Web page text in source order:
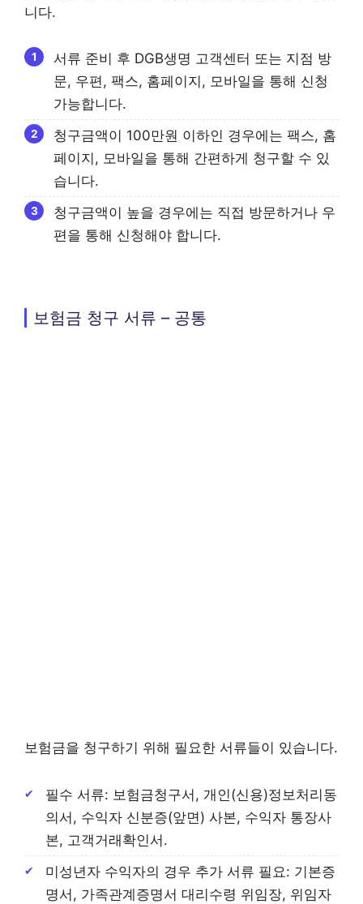
니다.
서류 준비 후 DGB생명 고객센터 또는 지점 방
문, 우편, 팩스, 홈페이지, 모바일을 통해 신청
가능합니다.
청구금액이 100만원 이하인 경우에는 팩스, 홈
페이지, 모바일을 통해 간편하게 청구할 수 있
습니다.
청구금액이 높을 경우에는 직접 방문하거나 우
편을 통해 신청해야 합니다.
보험금 청구 서류 – 공통
보험금을 청구하기 위해 필요한 서류들이 있습니다.
필수 서류: 보험금청구서, 개인(신용)정보처리동
의서, 수익자 신분증(앞면) 사본, 수익자 통장사
본, 고객거래확인서.
미성년자 수익자의 경우 추가 서류 필요: 기본증
명서, 가족관계증명서 대리수령 위임장, 위임자